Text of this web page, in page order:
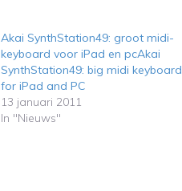
Akai SynthStation49: groot midi-
keyboard voor iPad en pcAkai
SynthStation49: big midi keyboard
for iPad and PC
13 januari 2011
In "Nieuws"